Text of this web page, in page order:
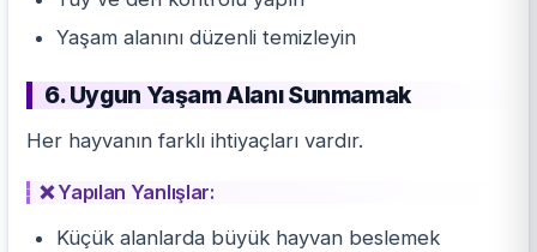
Yaşam alanını düzenli temizleyin
6. Uygun Yaşam Alanı Sunmamak
Her hayvanın farklı ihtiyaçları vardır.
❌ Yapılan Yanlışlar:
Küçük alanlarda büyük hayvan beslemek